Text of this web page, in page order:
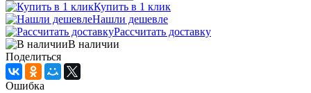
Купить в 1 клик
Нашли дешевле
Рассчитать доставку
В наличии
Поделиться
Ошибка